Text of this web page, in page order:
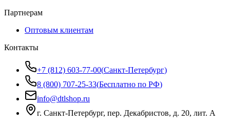
Партнерам
Оптовым клиентам
Контакты
+7 (812) 603-77-00(Санкт-Петербург)
8 (800) 707-25-33(Бесплатно по РФ)
info@dtlshop.ru
г. Санкт-Петербург, пер. Декабристов, д. 20, лит. А